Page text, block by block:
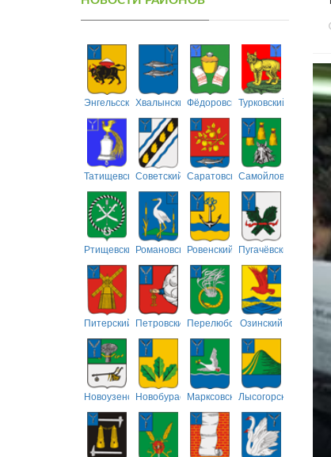
ЭнгельсскийХвалынскийФёдоровскийТурковский
ТатищевскийСоветский СаратовскийСамойловский
РтищевскийРомановскийРовенский Пугачёвский
Питерский ПетровскийПерелюбскийОзинский
НовоузенскийНовобурасскийМарксовскийЛысогорский